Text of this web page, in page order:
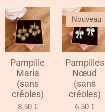
Pampille
Maria
(sans
créoles)
8,50 €
Nouveau
Pampilles
Nœud
(sans
créoles)
6,50 €